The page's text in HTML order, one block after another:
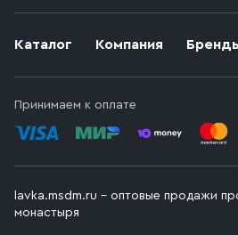
Каталог Компания
Принимаем к оплате
lavka.msdm.ru – оптовые продажи
монастыря